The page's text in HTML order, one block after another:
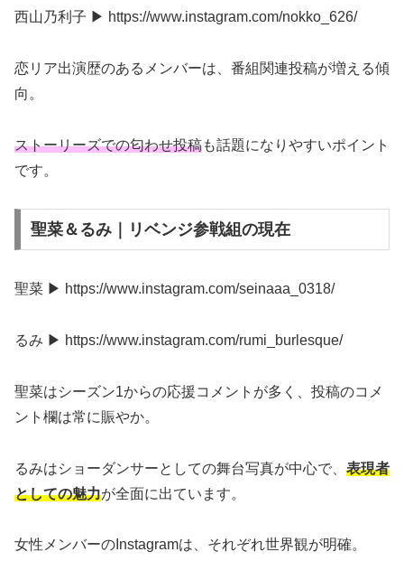
西山乃利子 ▶ https://www.instagram.com/nokko_626/
恋リア出演歴のあるメンバーは、番組関連投稿が増える傾
向。
ストーリーズでの匂わせ投稿も話題になりやすいポイント
です。
聖菜＆るみ｜リベンジ参戦組の現在
聖菜 ▶ https://www.instagram.com/seinaaa_0318/
るみ ▶ https://www.instagram.com/rumi_burlesque/
聖菜はシーズン1からの応援コメントが多く、投稿のコメ
ント欄は常に賑やか。
るみはショーダンサーとしての舞台写真が中心で、 表現者
としての魅力が全面に出ています。
女性メンバーのInstagramは、それぞれ世界観が明確。